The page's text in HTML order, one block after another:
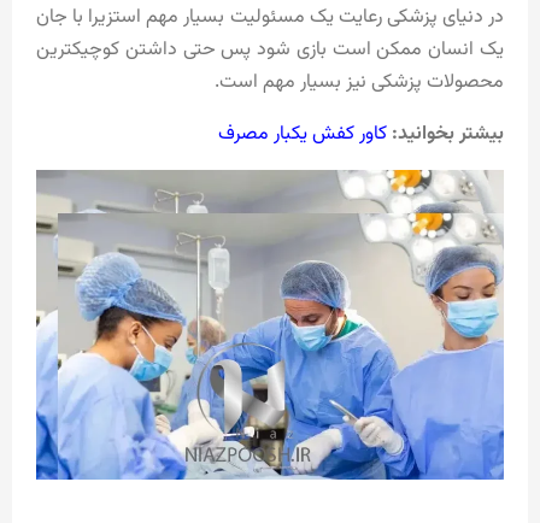
در دنیای پزشکی رعایت یک مسئولیت بسیار مهم استزیرا با جان
یک انسان ممکن است بازی شود پس حتی داشتن کوچیکترین
محصولات پزشکی نیز بسیار مهم است.
بیشتر بخوانید: کاور کفش یکبار مصرف